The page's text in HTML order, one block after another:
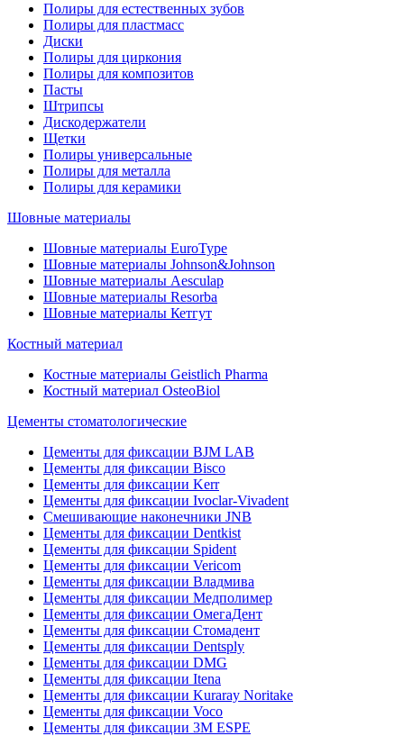
Полиры для естественных зубов
Полиры для пластмасс
Диски
Полиры для циркония
Полиры для композитов
Пасты
Штрипсы
Дискодержатели
Щетки
Полиры универсальные
Полиры для металла
Полиры для керамики
Шовные материалы
Шовные материалы EuroType
Шовные материалы Johnson&Johnson
Шовные материалы Aesculap
Шовные материалы Resorba
Шовные материалы Кетгут
Костный материал
Костные материалы Geistlich Pharma
Костный материал OsteoBiol
Цементы стоматологические
Цементы для фиксации BJM LAB
Цементы для фиксации Bisco
Цементы для фиксации Kerr
Цементы для фиксации Ivoclar-Vivadent
Смешивающие наконечники JNB
Цементы для фиксации Dentkist
Цементы для фиксации Spident
Цементы для фиксации Vericom
Цементы для фиксации Владмива
Цементы для фиксации Медполимер
Цементы для фиксации ОмегаДент
Цементы для фиксации Стомадент
Цементы для фиксации Dentsply
Цементы для фиксации DMG
Цементы для фиксации Itena
Цементы для фиксации Kuraray Noritake
Цементы для фиксации Voco
Цементы для фиксации 3M ESPE